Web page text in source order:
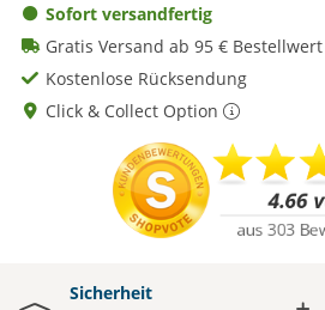
Sofort versandfertig
Gratis Versand ab 95 € Bestellwert
Kostenlose Rücksendung
Click & Collect Option
Sicherheit